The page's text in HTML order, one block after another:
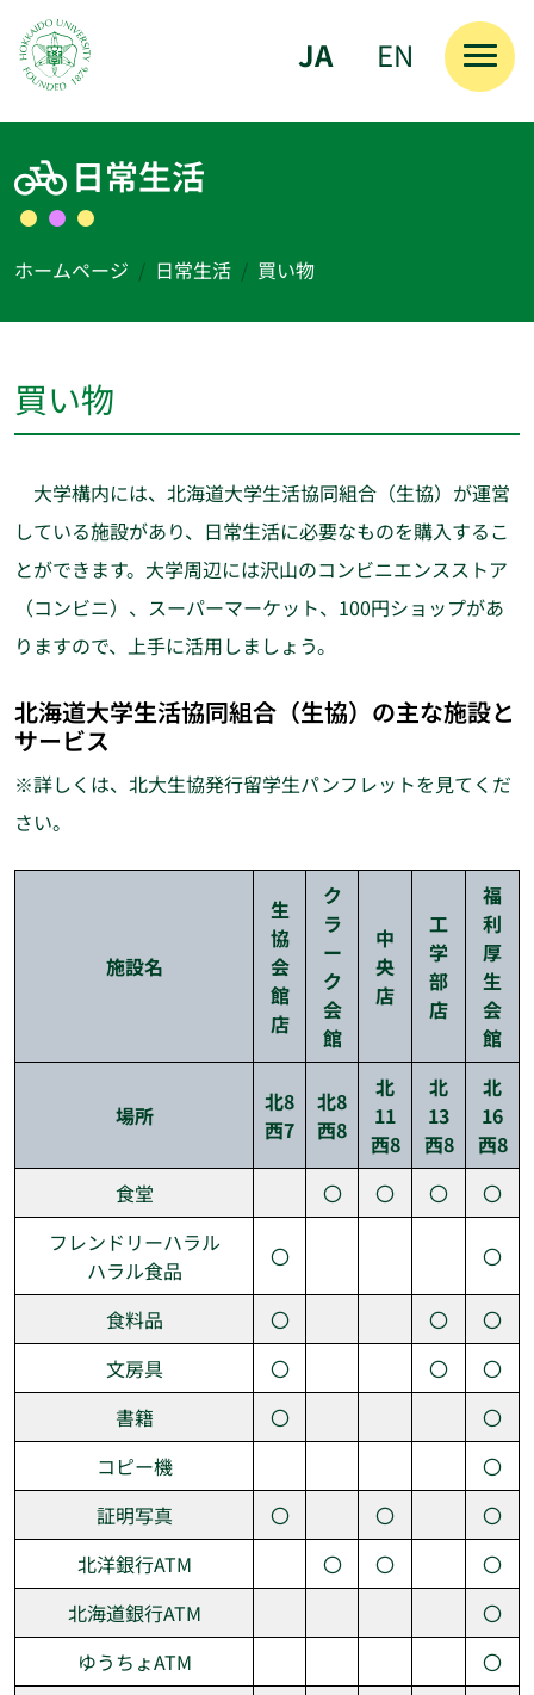
JA EN
日常生活
ホームページ 日常生活 買い物
買い物
大学構内には、北海道大学生活協同組合（生協）が運営
している施設があり、日常生活に必要なものを購入するこ
とができます。大学周辺には沢山のコンビニエンスストア
（コンビニ）、スーパーマーケット、100円ショップがあ
りますので、上手に活用しましょう。
北海道大学生活協同組合（生協）の主な施設と
サービス
※詳しくは、北大生協発行留学生パンフレットを見てくだ
さい。
施設名
生
協
会
館
店
ク
ラ
ー
ク
会
館
中
央
店
工
学
部
店
福
利
厚
生
会
館
場所
北8
西7
北8
西8
北
11
西8
北
13
西8
北
16
西8
食堂
〇 〇 〇
〇
フレンドリーハラル
ハラル食品
〇 〇
食料品 〇 〇
〇
文房具
〇 〇
〇
書籍
〇
〇
コピー機
〇
証明写真
〇 〇
〇
北洋銀行ATM
〇 〇
〇
北海道銀行ATM
〇
ゆうちょATM
〇